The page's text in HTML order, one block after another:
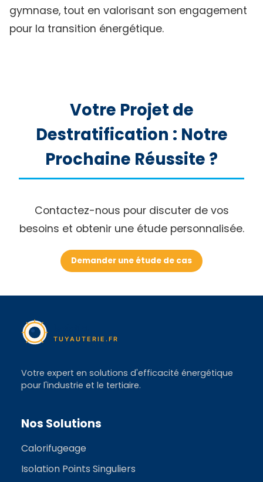
gymnase, tout en valorisant son engagement
pour la transition énergétique.
Votre Projet de
Destratification : Notre
Prochaine Réussite ?
Contactez-nous pour discuter de vos
besoins et obtenir une étude personnalisée.
Demander une étude de cas
Votre expert en solutions d'efficacité énergétique
pour l'industrie et le tertiaire.
Nos Solutions
Calorifugeage
Isolation Points Singuliers